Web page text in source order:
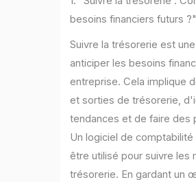
besoins financiers futurs ?"
Suivre la trésorerie est
anticiper les besoins
entreprise. Cela implique
et sorties de trésorerie,
tendances et de faire des
Un logiciel de
être utilisé pour suivre les
trésorerie. En gardant un